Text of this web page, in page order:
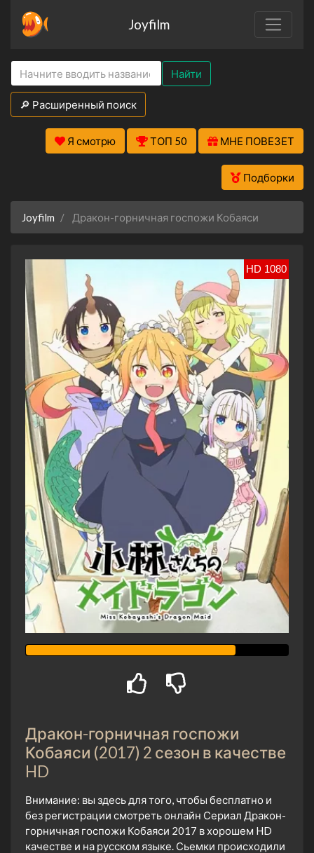
Joyfilm
Найти
🔎 Расширенный поиск
Я смотрю ТОП 50 МНЕ ПОВЕЗЕТ
Подборки
Joyfilm Дракон-горничная госпожи Кобаяси
HD 1080
Дракон-горничная госпожи
Кобаяси (2017) 2 сезон в качестве
HD
Внимание: вы здесь для того, чтобы бесплатно и
без регистрации смотреть онлайн Сериал Дракон-
горничная госпожи Кобаяси 2017 в хорошем HD
качестве и на русском языке. Сьемки происходили